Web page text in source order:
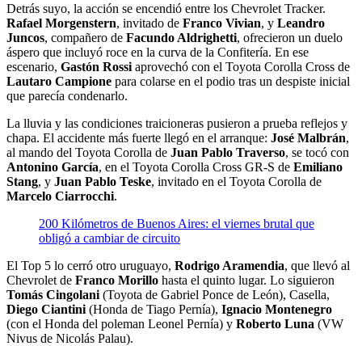
Detrás suyo, la acción se encendió entre los Chevrolet Tracker.
Rafael Morgenstern, invitado de Franco Vivian, y Leandro
Juncos, compañero de Facundo Aldrighetti, ofrecieron un duelo
áspero que incluyó roce en la curva de la Confitería. En ese
escenario, Gastón Rossi aprovechó con el Toyota Corolla Cross de
Lautaro Campione para colarse en el podio tras un despiste inicial
que parecía condenarlo.
La lluvia y las condiciones traicioneras pusieron a prueba reflejos y
chapa. El accidente más fuerte llegó en el arranque: José Malbrán,
al mando del Toyota Corolla de Juan Pablo Traverso, se tocó con
Antonino García, en el Toyota Corolla Cross GR-S de Emiliano
Stang, y Juan Pablo Teske, invitado en el Toyota Corolla de
Marcelo Ciarrocchi.
200 Kilómetros de Buenos Aires: el viernes brutal que
obligó a cambiar de circuito
El Top 5 lo cerró otro uruguayo, Rodrigo Aramendia, que llevó al
Chevrolet de Franco Morillo hasta el quinto lugar. Lo siguieron
Tomás Cingolani (Toyota de Gabriel Ponce de León), Casella,
Diego Ciantini (Honda de Tiago Pernía), Ignacio Montenegro
(con el Honda del poleman Leonel Pernía) y Roberto Luna (VW
Nivus de Nicolás Palau).